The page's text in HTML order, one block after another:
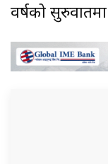
वर्षको सुरुवातमा